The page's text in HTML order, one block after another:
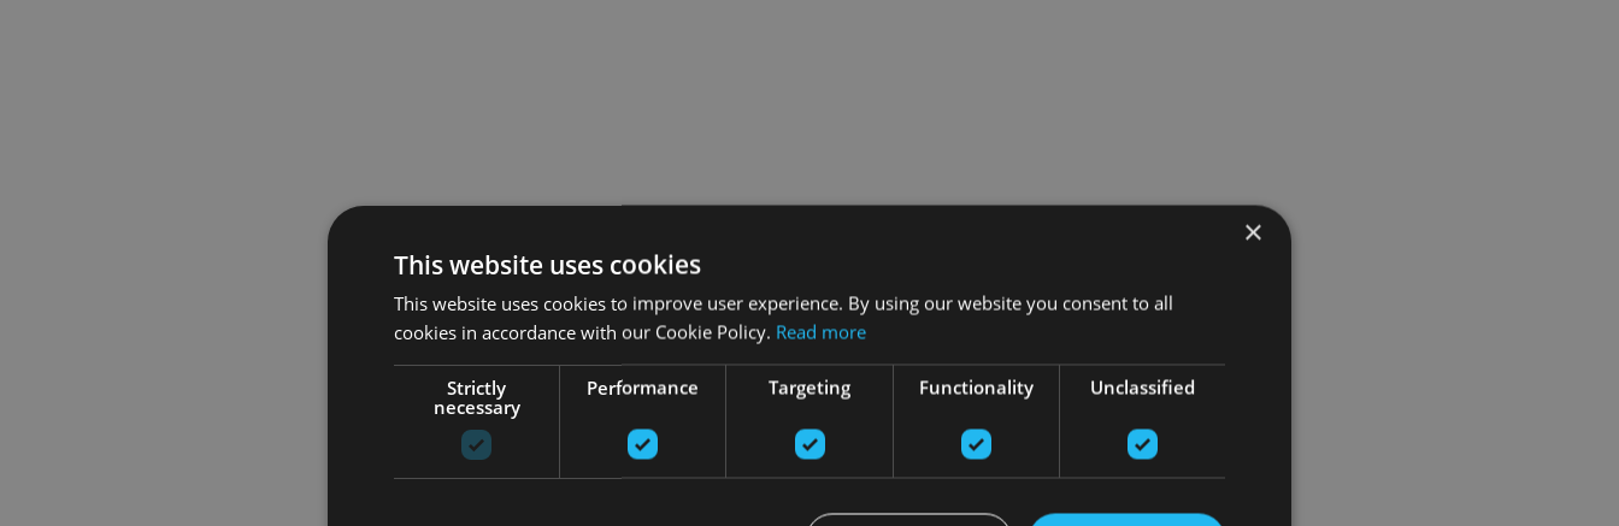
×
This website uses cookies
This website uses cookies to improve user experience. By using our website you consent to all
cookies in accordance with our Cookie Policy. Read more
Strictly
necessary
Performance Targeting Functionality Unclassified